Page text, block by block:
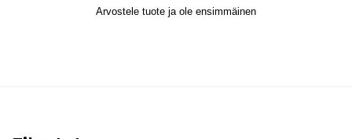
Arvostele tuote ja ole ensimmäinen